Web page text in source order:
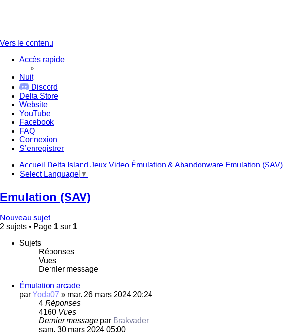
Vers le contenu
Accès rapide
Nuit
Discord
Delta Store
Website
YouTube
Facebook
FAQ
Connexion
S’enregistrer
Accueil
Delta Island Jeux Video Émulation & Abandonware Emulation (SAV)
Select Language ▼
Emulation (SAV)
Nouveau sujet
2 sujets • Page 1 sur 1
Sujets
Réponses
Vues
Dernier message
Émulation arcade
par Yoda07 » mar. 26 mars 2024 20:24
4 Réponses
4160 Vues
Dernier message par Brakvader
sam. 30 mars 2024 05:00